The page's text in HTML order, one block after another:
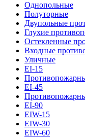
Однопольные
Полуторные
Двупольные
Глухие
Остекленные
Входные
Уличные
EI-15
EI-45
EI-90
EIW-15
EIW-30
EIW-60